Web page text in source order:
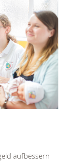
aufbessern